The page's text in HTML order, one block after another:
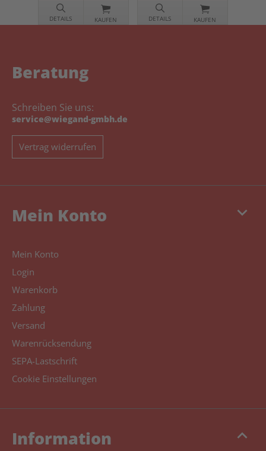
DETAILS KAUFEN DETAILS KAUFEN
Beratung
Schreiben Sie uns:
service@wiegand-gmbh.de
Vertrag widerrufen
keyboard_arrow_down
Mein Konto
Mein Konto
Login
Warenkorb
Zahlung
Versand
Warenrücksendung
SEPA-Lastschrift
Cookie Einstellungen
keyboard_arrow_up
Information